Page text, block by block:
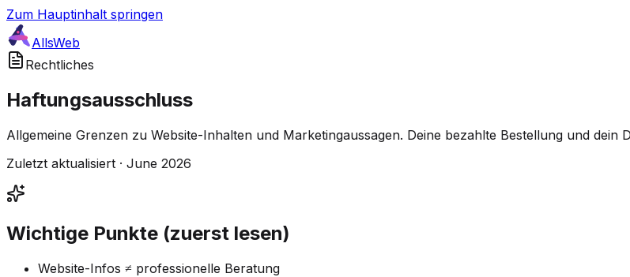
Zum Hauptinhalt springen
AllsWeb
Rechtliches
Haftungsausschluss
Allgemeine Grenzen zu Website-Inhalten und Marketingaussagen. Deine bezahlte Bestellung und dein
Zuletzt aktualisiert · June 2026
Wichtige Punkte (zuerst lesen)
Website-Infos ≠ professionelle Beratung